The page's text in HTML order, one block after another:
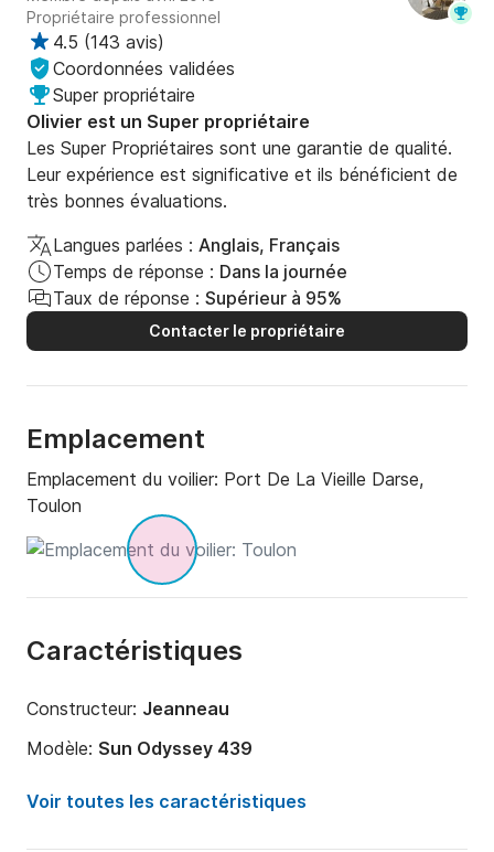
Propriétaire professionnel
4.5 (143 avis)
Coordonnées validées
Super propriétaire
Olivier est un Super propriétaire
Les Super Propriétaires sont une garantie de qualité.
Leur expérience est significative et ils bénéficient de
très bonnes évaluations.
Langues parlées : Anglais, Français
Temps de réponse : Dans la journée
Taux de réponse : Supérieur à 95%
Contacter le propriétaire
Emplacement
Emplacement du voilier: Port De La Vieille Darse,
Toulon
Caractéristiques
Constructeur: Jeanneau
Modèle: Sun Odyssey 439
Année:
Voir toutes les caractéristiques